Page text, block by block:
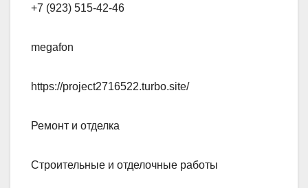
+7 (923) 515-42-46
megafon
https://project2716522.turbo.site/
Ремонт и отделка
Строительные и отделочные работы